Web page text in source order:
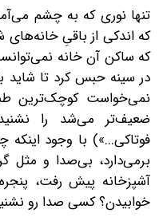
تنها نوری که به چشم
که اندکی از باقیِ
که ساکن آن خانه
در سینه حبس کرد تا
نمی‌خواست کوچک‌ترین
ضعیف‌تر می‌شد را
فوتاکی...») با وجود
برمی‌دارد، بی‌صدا و مثل
آشپزخانه پیش رفت،
خوابیدن؟ کسی صدا رو